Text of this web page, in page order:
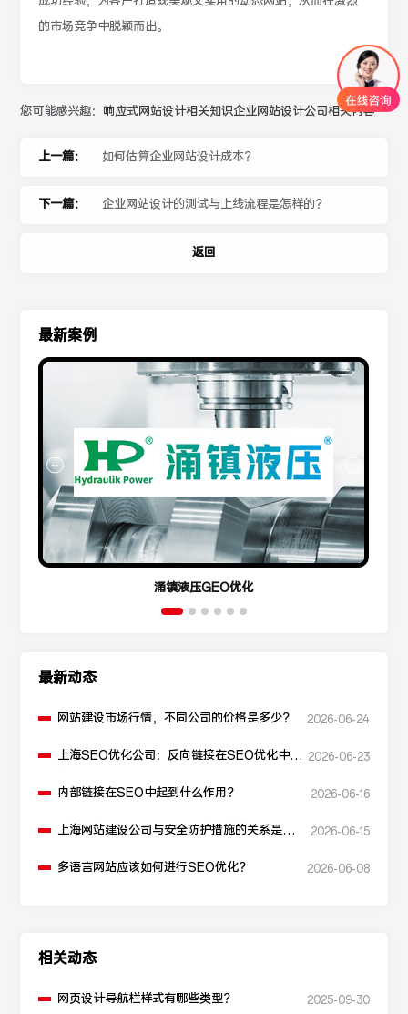
的市场竞争中脱颖而出。
您可能感兴趣： 响应式网站设计相关知识企业网站设计公司相关内容
上一篇： 如何估算企业网站设计成本？
下一篇： 企业网站设计的测试与上线流程是怎样的？
返回
最新案例
涌镇液压GEO优化
最新动态
网站建设市场行情，不同公司的价格是多少？ 2026-06-24
上海SEO优化公司：反向链接在SEO优化中起 2026-06-23
内部链接在SEO中起到什么作用？ 2026-06-16
上海网站建设公司与安全防护措施的关系是什
2026-06-15
多语言网站应该如何进行SEO优化？ 2026-06-08
相关动态
网页设计导航栏样式有哪些类型？ 2025-09-30